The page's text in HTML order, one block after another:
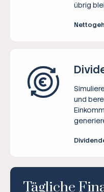
übrig
und
Tägliche